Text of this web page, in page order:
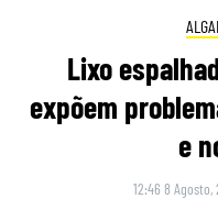
Lixo
expõem
e
12:46 8 Agosto,